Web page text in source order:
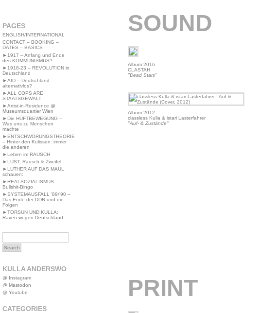
PAGES
ENGLISH/INTERNATIONAL
CONTACT – BOOKING –
DATES – BASICS
►1917 – Anfang und Ende
des KOMMUNISMUS?
►1918-23 – REVOLUTION in
Deutschland
►AfD – Deutschland
alternativlos?
►ALL COPS ARE
STAATSGEWALT
►Artist-in-Residence @
Museumsquartier Wien
►Die HÜFTBEWEGUNG –
Was uns zu Menschen
machte
►ENTSCHWÖRUNGSTHEORIE
– Hinter den Kulissen: immer
die anderen
►Leben im RAUSCH
►LUST, Rausch & Zweifel
►LUTHER AUF DAS MAUL
schauen:
►REALSOZIALISMUS-
Bullshit-Bingo
►SYSTEMAUSFALL ’89/’90 –
Das Ende der DDR und die
Folgen
►TORSUN UND KULLA:
Raven wegen Deutschland
KULLA ANDERSWO
@ Instagram
@ Mastodon
@ Youtube
CATEGORIES
SOUND
Album 2016
CLASTAH
"Dead Stars"
Album 2012
classless Kulla & istari Lasterfahrer
"Auf- & Zustände"
PRINT